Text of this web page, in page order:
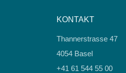
KONTAKT
Thannerstrasse 47
4054 Basel
+41 61 544 55 00